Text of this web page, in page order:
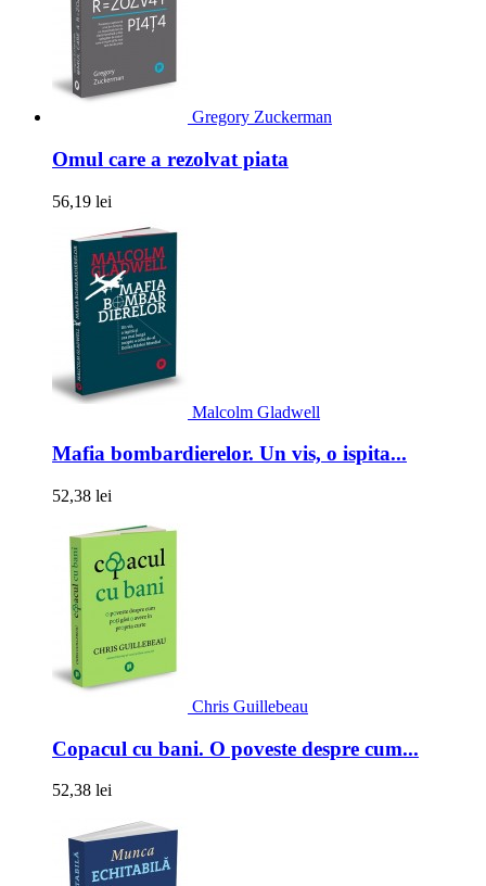
Gregory Zuckerman
Omul care a rezolvat piata
56,19 lei
Malcolm Gladwell
Mafia bombardierelor. Un vis, o ispita...
52,38 lei
Chris Guillebeau
Copacul cu bani. O poveste despre cum...
52,38 lei